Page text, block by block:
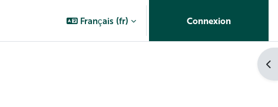
Français ‎(fr)‎ Connexion